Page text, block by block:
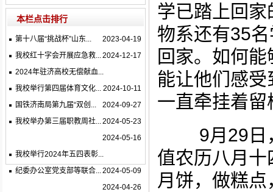
本栏点击排行
第十八届“挑战杯”山东...
2023-04-19
我校红十字会开展应急救...2024-12-17
2024年驻济高校无偿献血...
2024-10-11
我校举行第四届体育文化...
2024-09-27
国铁济南局第九届“双创...
2024-05-23
我校举办第三届职教周社...
2024-05-16
我校举行2024年五四表彰...
2024-05-09
纪委办公室党支部等联合...
2024-04-26
学已踏上回
物系还有35
回家。如何
能让他们感
一直牵挂着
9月 29
值农历八月
月饼，做糕